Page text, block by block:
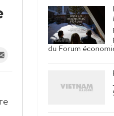
du Forum